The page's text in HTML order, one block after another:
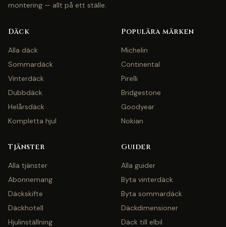
montering — allt på ett ställe.
Däck
Alla däck
Sommardäck
Vinterdäck
Dubbdäck
Helårsdäck
Kompletta hjul
Populära märken
Michelin
Continental
Pirelli
Bridgestone
Goodyear
Nokian
Tjänster
Alla tjänster
Abonnemang
Däckskifte
Däckhotell
Hjulinställning
Guider
Alla guider
Byta vinterdäck
Byta sommardäck
Däckdimensioner
Däck till elbil